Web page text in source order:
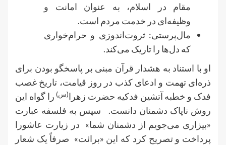
مقام در اسلام، به عنوان امانت و
وظیفه‌ای در خدمت مردم است.
مال‌پرستی: ثروت‌اندوزی و حرام‌خواری
که دل‌ها را تاریک می‌کند.
او با استناد به هشدار قرآن مبنی بر پاسخگو بودن برای
ذره‌ای تهمت و ادعای کذب در روز قیامت، تاریخ غصب
فدک و خطبه آتشین فدکیه حضرت زهرا(س)را گواه این
روش ناپاک دشمنان دانست. سپس به فلسفه عبارت
«بیزاری می‌جویم از دشمنان شما» در زیارت عاشورا
پرداخت و تصریح کرد که این «برائت» صرفاً یک شعار